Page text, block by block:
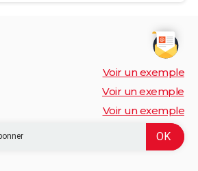
Voir un exemple
Voir un exemple
Voir un exemple